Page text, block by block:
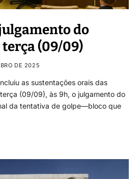
do
terça (09/09)
DE 2025
as sustentações orais das
(09/09), às 9h, o julgamento do
da tentativa de golpe—bloco que